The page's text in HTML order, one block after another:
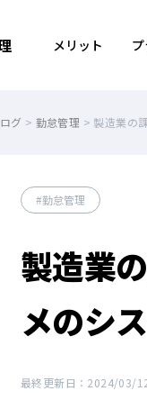
メリット
グ > 勤怠管理 > 製造業の
勤怠管理
製造業
メのシ
最終更新日：2024/03/